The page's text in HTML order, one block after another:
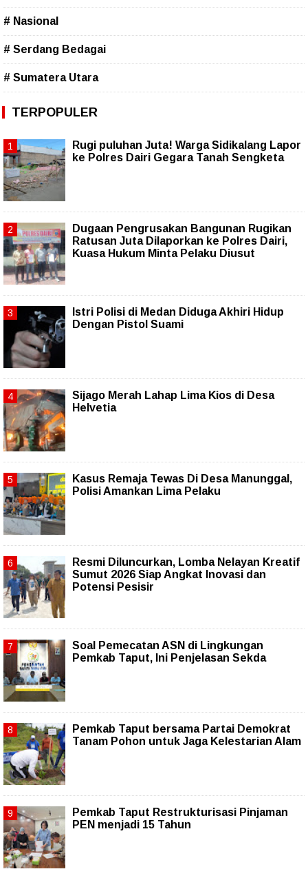
# Nasional
# Serdang Bedagai
# Sumatera Utara
TERPOPULER
Rugi puluhan Juta! Warga Sidikalang Lapor
ke Polres Dairi Gegara Tanah Sengketa
Dugaan Pengrusakan Bangunan Rugikan
Ratusan Juta Dilaporkan ke Polres Dairi,
Kuasa Hukum Minta Pelaku Diusut
Istri Polisi di Medan Diduga Akhiri Hidup
Dengan Pistol Suami
Sijago Merah Lahap Lima Kios di Desa
Helvetia
Kasus Remaja Tewas Di Desa Manunggal,
Polisi Amankan Lima Pelaku
Resmi Diluncurkan, Lomba Nelayan Kreatif
Sumut 2026 Siap Angkat Inovasi dan
Potensi Pesisir
Soal Pemecatan ASN di Lingkungan
Pemkab Taput, Ini Penjelasan Sekda
Pemkab Taput bersama Partai Demokrat
Tanam Pohon untuk Jaga Kelestarian Alam
Pemkab Taput Restrukturisasi Pinjaman
PEN menjadi 15 Tahun‎